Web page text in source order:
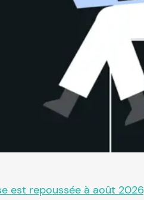
est repoussée à août 2026